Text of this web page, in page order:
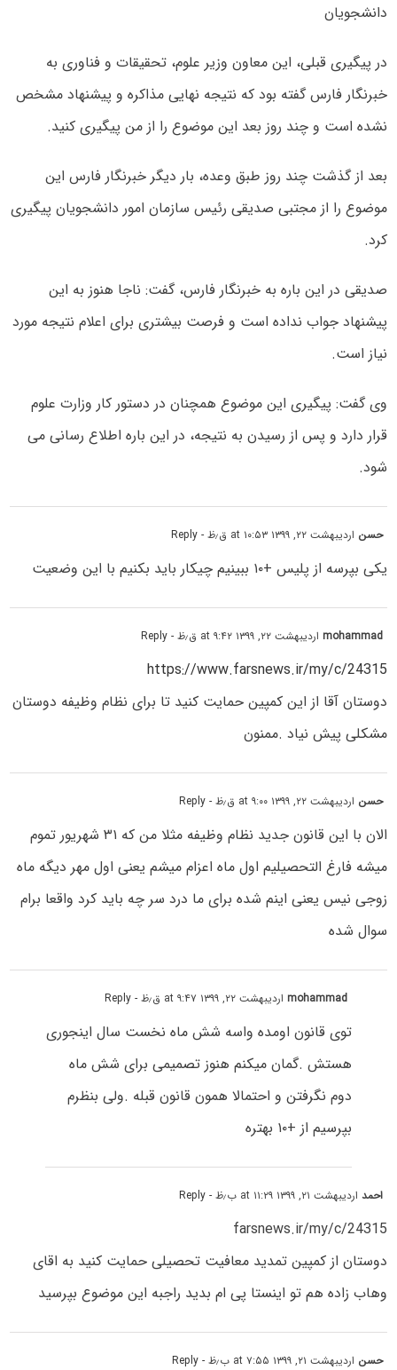
دانشجویان
در پیگیری قبلی، این معاون وزیر علوم، تحقیقات و فناوری به
خبرنگار فارس گفته بود که نتیجه نهایی مذاکره و پیشنهاد مشخص
نشده است و چند روز بعد این موضوع را از من پیگیری کنید.
بعد از گذشت چند روز طبق وعده، بار دیگر خبرنگار فارس این
موضوع را از مجتبی صدیقی رئیس سازمان امور دانشجویان پیگیری
کرد.
صدیقی در این باره به خبرنگار فارس، گفت: ناجا هنوز به این
پیشنهاد جواب نداده است و فرصت بیشتری برای اعلام نتیجه مورد
نیاز است.
وی گفت: پیگیری این موضوع همچنان در دستور کار وزارت علوم
قرار دارد و پس از رسیدن به نتیجه، در این باره اطلاع رسانی می
شود.
حسن اردیبهشت ۲۲, ۱۳۹۹ at ۱۰:۵۳ ق٫ظ - Reply
یکی بپرسه از پلیس +۱۰ ببینیم چیکار باید بکنیم با این وضعیت
mohammadاردیبهشت ۲۲, ۱۳۹۹ at ۹:۴۲ ق٫ظ - Reply
https://www.farsnews.ir/my/c/24315
دوستان آقا از این کمپین حمایت کنید تا برای نظام وظیفه دوستان
مشکلی پیش نیاد .ممنون
حسن اردیبهشت ۲۲, ۱۳۹۹ at ۹:۰۰ ق٫ظ - Reply
الان با این قانون جدید نظام وظیفه مثلا من که ۳۱ شهریور تموم
میشه فارغ التحصیلیم اول ماه اعزام میشم یعنی اول مهر دیگه ماه
زوجی نیس یعنی اینم شده برای ما درد سر چه باید کرد واقعا برام
سوال شده
mohammadاردیبهشت ۲۲, ۱۳۹۹ at ۹:۴۷ ق٫ظ - Reply
توی قانون اومده واسه شش ماه نخست سال اینجوری
هستش .گمان میکنم هنوز تصمیمی برای شش ماه
دوم نگرفتن و احتمالا همون قانون قبله .ولی بنظرم
بپرسیم از +۱۰ بهتره
احمداردیبهشت ۲۱, ۱۳۹۹ at ۱۱:۲۹ ب٫ظ - Reply
farsnews.ir/my/c/24315
دوستان از کمپین تمدید معافیت تحصیلی حمایت کنید به اقای
وهاب زاده هم تو اینستا پی ام بدید راجبه این موضوع بپرسید
حسن اردیبهشت ۲۱, ۱۳۹۹ at ۷:۵۵ ب٫ظ - Reply